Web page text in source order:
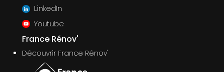
LinkedIn
Youtube
France Rénov'
Découvrir France Rénov'